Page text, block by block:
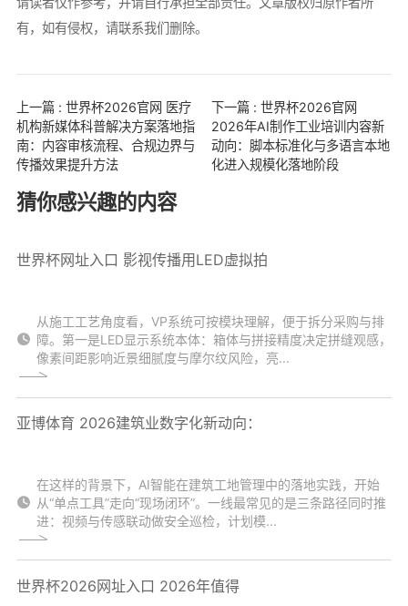
有，如有侵权，请联系我们删除。
上一篇 : 世界杯2026官网 医疗
机构新媒体科普解决方案落地指
南：内容审核流程、合规边界与
传播效果提升方法
下一篇 : 世界杯2026官网
2026年AI制作工业培训内容新
动向：脚本标准化与多语言本地
化进入规模化落地阶段
猜你感兴趣的内容
世界杯网址入口 影视传播用LED虚拟拍
从施工工艺角度看，VP系统可按模块理解，便于拆分采购与排
障。第一是LED显示系统本体：箱体与拼接精度决定拼缝观感，
像素间距影响近景细腻度与摩尔纹风险，亮...
亚博体育 2026建筑业数字化新动向：
在这样的背景下，AI智能在建筑工地管理中的落地实践，开始
从“单点工具”走向“现场闭环”。一线最常见的是三条路径同时推
进：视频与传感联动做安全巡检，计划模...
世界杯2026网址入口 2026年值得